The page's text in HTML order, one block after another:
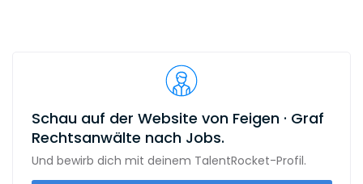
Schau auf der Website von Feigen · Graf
Rechtsanwälte nach Jobs.
Und bewirb dich mit deinem TalentRocket-Profil.